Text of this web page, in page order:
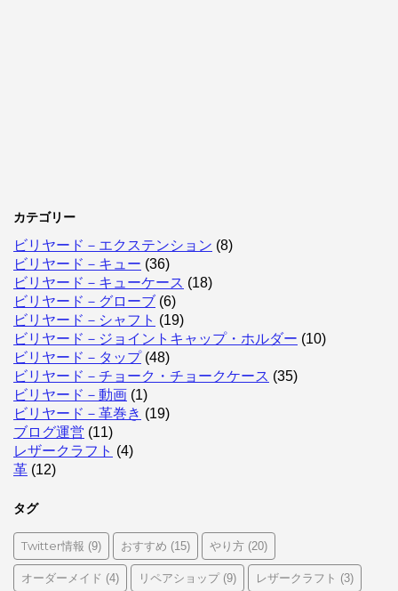
カテゴリー
ビリヤード－エクステンション (8)
ビリヤード－キュー (36)
ビリヤード－キューケース (18)
ビリヤード－グローブ (6)
ビリヤード－シャフト (19)
ビリヤード－ジョイントキャップ・ホルダー (10)
ビリヤード－タップ(48)
ビリヤード－チョーク・チョークケース (35)
ビリヤード－動画 (1)
ビリヤード－革巻き (19)
ブログ運営 (11)
レザークラフト (4)
革 (12)
タグ
Twitter情報 (9) おすすめ (15) やり方 (20)
オーダーメイド (4) リペアショップ(9) レザークラフト (3)